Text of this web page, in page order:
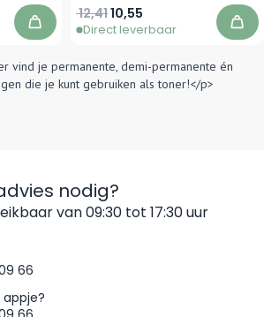
In winkelwagen
Vanaf
10,55
Normale prijs
12,41
Direct leverbaar In
vind je permanente, demi-permanente én
die je kunt gebruiken als toner!</p>
nodig?
van 09:30 tot 17:30 uur
66